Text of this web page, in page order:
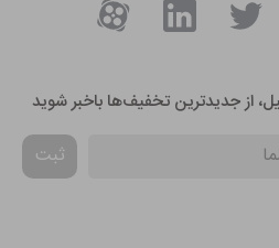
از جدید‌ترین تخفیف‌ها با‌خبر شوید
ثبت